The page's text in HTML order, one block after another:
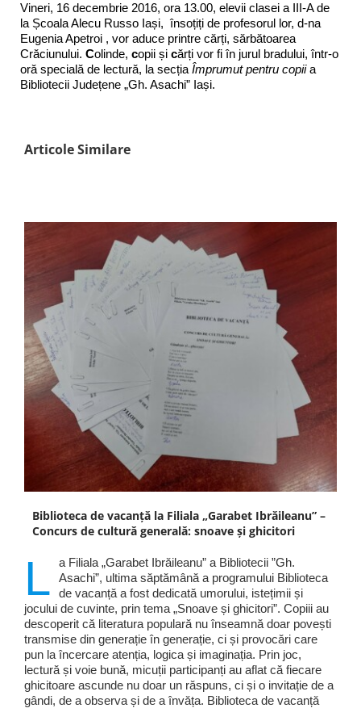
Vineri, 16 decembrie 2016, ora 13.00, elevii clasei a III-A de
la Școala Alecu Russo Iași, însoțiți de profesorul lor, d-na
Eugenia Apetroi , vor aduce printre cărți, sărbătoarea
Crăciunului. Colinde, copii și cărți vor fi în jurul bradului, într-o
oră specială de lectură, la secția Împrumut pentru copiia
Bibliotecii Județene „Gh. Asachi” Iași.
Articole Similare
Biblioteca de vacanță la Filiala „Garabet Ibrăileanu” –
Concurs de cultură generală: snoave și ghicitori
L
a Filiala „Garabet Ibrăileanu” a Bibliotecii ”Gh.
Asachi”, ultima săptămână a programului Biblioteca
de vacanță a fost dedicată umorului, istețimii și
jocului de cuvinte, prin tema „Snoave și ghicitori”. Copiii au
descoperit că literatura populară nu înseamnă doar povești
transmise din generație în generație, ci și provocări care
pun la încercare atenția, logica și imaginația. Prin joc,
lectură și voie bună, micuții participanți au aflat că fiecare
ghicitoare ascunde nu doar un răspuns, ci și o invitație de a
gândi, de a observa și de a învăța. Biblioteca de vacanță